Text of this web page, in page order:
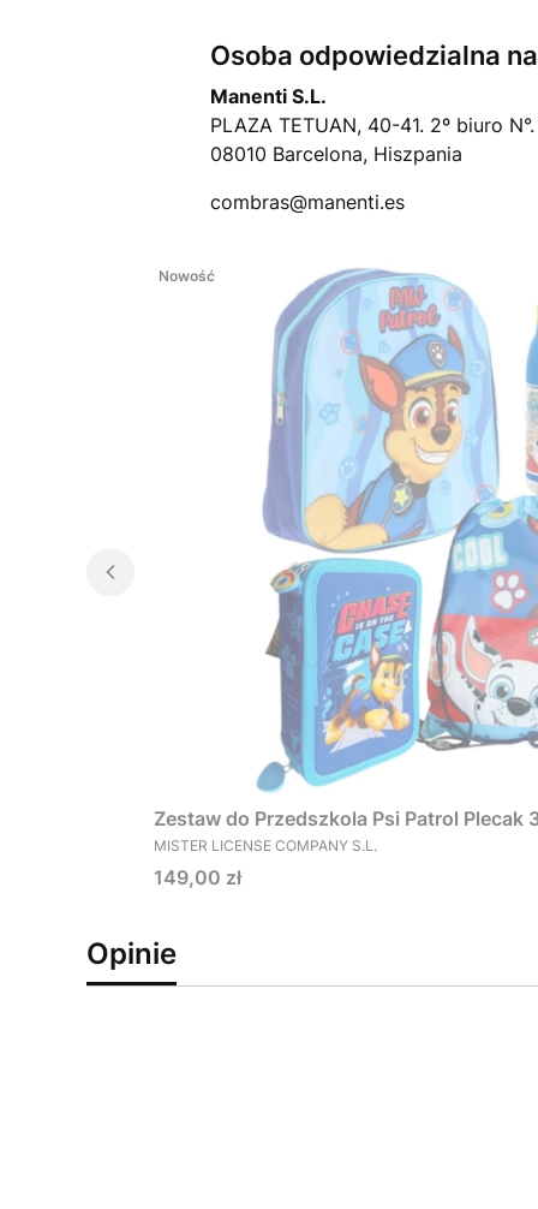
Osoba odpowiedzialna
Manenti S.L.
PLAZA TETUAN, 40-41. 2º biuro
08010 Barcelona, Hiszpania
combras@manenti.es
Nowość
Zestaw do Przedszkola Psi Patrol
PRODUCENT
MISTER LICENSE COMPANY S.L.
Cena
149,00 zł
Opinie